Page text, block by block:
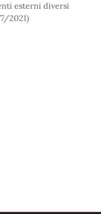
esterni diversi
2021)